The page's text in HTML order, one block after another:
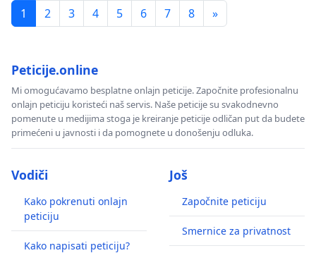
1
2 3 4 5 6 7 8 »
Peticije.online
Mi omogućavamo besplatne onlajn peticije. Započnite profesionalnu
onlajn peticiju koristeći naš servis. Naše peticije su svakodnevno
pomenute u medijima stoga je kreiranje peticije odličan put da budete
primećeni u javnosti i da pomognete u donošenju odluka.
Vodiči
Kako pokrenuti onlajn
peticiju
Kako napisati peticiju?
Još
Započnite peticiju
Smernice za privatnost